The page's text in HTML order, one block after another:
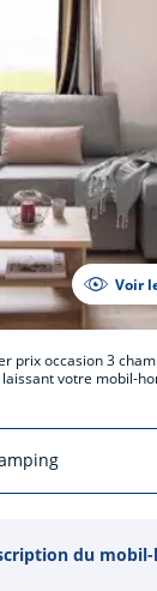
Voir
prix occasion 3
votre mobil-
du